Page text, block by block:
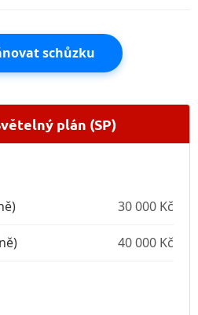
schůzku
plán (SP)
30 000 Kč
40 000 Kč